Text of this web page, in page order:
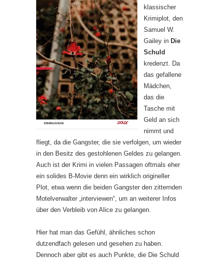
klassischer
Krimiplot, den
Samuel W.
Gailey in Die
Schuld
kredenzt. Da
das gefallene
Mädchen,
das die
Tasche mit
Geld an sich
nimmt und
fliegt, da die Gangster, die sie verfolgen, um wieder
in den Besitz des gestohlenen Geldes zu gelangen.
Auch ist der Krimi in vielen Passagen oftmals eher
ein solides B-Movie denn ein wirklich origineller
Plot, etwa wenn die beiden Gangster den zitternden
Motelverwalter „interviewen“, um an weiterer Infos
über den Verbleib von Alice zu gelangen.
Hier hat man das Gefühl, ähnliches schon
dutzendfach gelesen und gesehen zu haben.
Dennoch aber gibt es auch Punkte, die Die Schuld